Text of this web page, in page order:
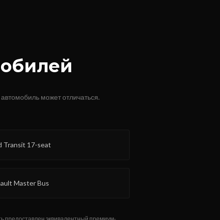
может отличаться.
Transit 17-seat
Master Bus